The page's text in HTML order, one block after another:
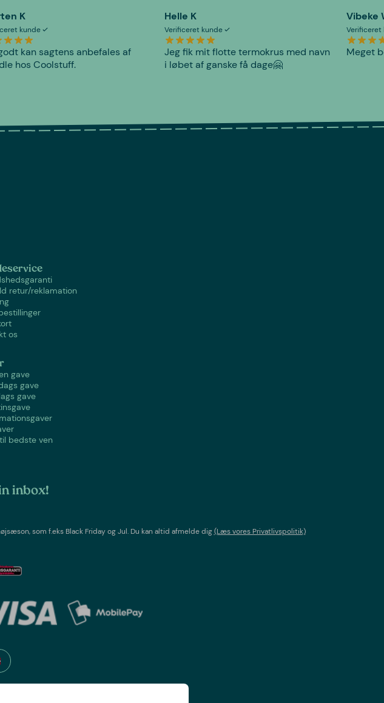
K
kunde
kan sagtens anbefales af
hos Coolstuff.
Helle K
Verificeret kunde
Jeg fik mit flotte termokrus med navn
i løbet af ganske få dage🤗
Vibeke
Meget
retur/reklamation
os
gave
gave
gave
bedste ven
inbox!
som f.eks Black Friday og Jul. Du kan altid afmelde dig(Læs vores Privatlivspolitik)